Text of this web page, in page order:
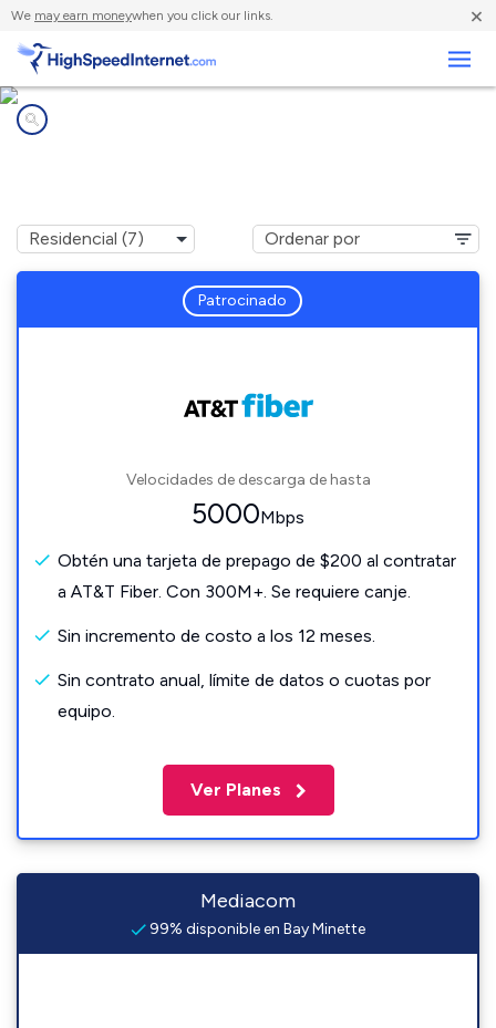
We may earn moneywhen you click our links. ×
Patrocinado
Velocidades de descarga de hasta
5000Mbps
Obtén una tarjeta de prepago de $200 al contratar
a AT&T Fiber. Con 300M+. Se requiere canje.
Sin incremento de costo a los 12 meses.
Sin contrato anual, límite de datos o cuotas por
equipo.
Ver Planes
Mediacom
99% disponible en Bay Minette